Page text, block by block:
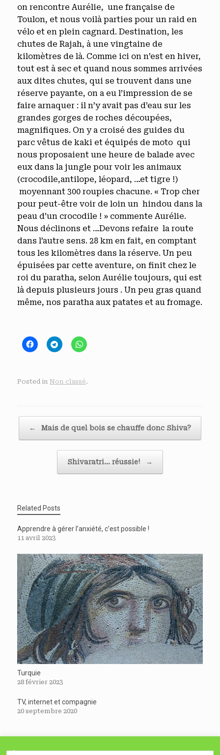
on rencontre Aurélie, une française de
Toulon, et nous voilà parties pour un raid en
vélo et en plein cagnard. Destination, les
chutes de Rajah, à une vingtaine de
kilomètres de là. Comme ici on n’est en hiver,
tout est à sec et quand nous sommes arrivées
aux dites chutes, qui se trouvent dans une
réserve payante, on a eu l’impression de se
faire arnaquer : il n’y avait pas d’eau sur les
grandes gorges de roches découpées,
magnifiques. On y a croisé des guides du
parc vêtus de kaki et équipés de moto qui
nous proposaient une heure de balade avec
eux dans la jungle pour voir les animaux
(crocodile,antilope, léopard, …et tigre !)
moyennant 300 roupies chacune. « Trop cher
pour peut-être voir de loin un hindou dans la
peau d’un crocodile ! » commente Aurélie.
Nous déclinons et …Devons refaire la route
dans l’autre sens. 28 km en fait, en comptant
tous les kilomètres dans la réserve. Un peu
épuisées par cette aventure, on finit chez le
roi du paratha, selon Aurélie toujours, qui est
là depuis plusieurs jours . Un peu gras quand
même, nos paratha aux patates et au fromage.
Posted in Non classé.
← Mais de quel bois se chauffe donc Shiva?
Shivaratri… réussie! →
Related Posts
Apprendre à gérer l’anxiété, c’est possible !
11 avril 2023
Turquie
28 février 2023
TV, internet et compagnie
20 septembre 2020